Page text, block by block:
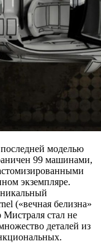
моделью
99 машинами,
экземпляре.
(«вечная белизна»
стал не
деталей из